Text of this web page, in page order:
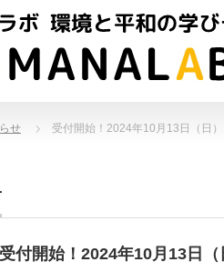
せ 受付開始！2024年10月13日（日
受付開始！2024年10月13日